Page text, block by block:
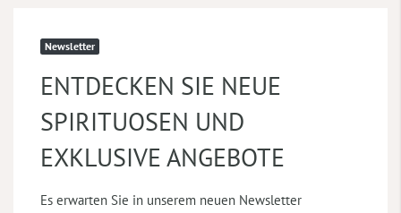
Newsletter
ENTDECKEN SIE NEUE
SPIRITUOSEN UND
EXKLUSIVE ANGEBOTE
Es erwarten Sie in unserem neuen Newsletter